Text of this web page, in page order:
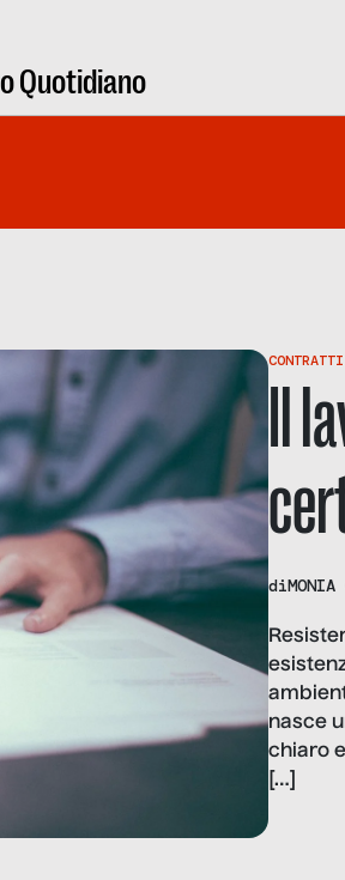
Quotidiano
CONTRATTI
Il
diMONIA
nasce
chiaro
[…]